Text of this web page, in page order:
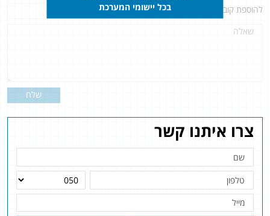
צרו איתנו קשר
להוספת קובץ
שלח
בכל יישומי המערכת